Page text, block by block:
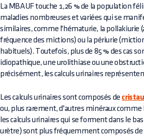
La MBAUF touche 1,26 % de la population
maladies nombreuses et variées qui se
similaires, comme l'hématurie, la pollakiurie
fréquence des mictions) ou la périurie
habituels). Toutefois, plus de 85 % des cas
idiopathique, une urolithiase ou une
précisément, les calculs urinaires
Les calculs urinaires sont composés de
ou, plus rarement, d'autres minéraux comme
les calculs urinaires qui se forment dans le
urètre) sont plus fréquemment composés de